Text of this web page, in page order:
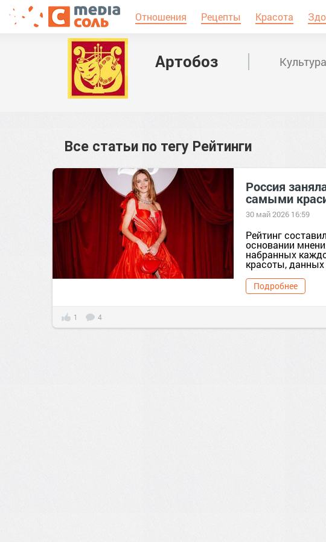
Отношения Рецепты Красота
Артобоз
Все статьи по тегу Рейтинги
Россия
самыми
30 май 2026 16:59
Рейтинг
основании
набранных
красоты, данных
Подробнее
1 4